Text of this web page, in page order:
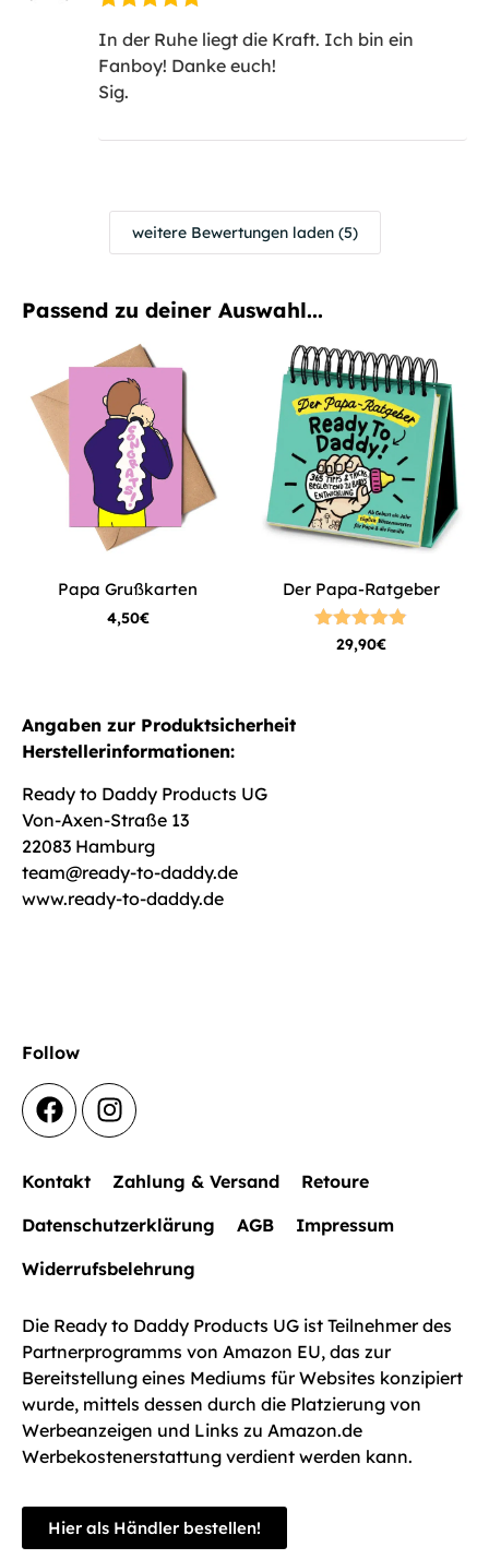
5von 5
In der Ruhe liegt die Kraft. Ich bin ein
Fanboy! Danke euch!
Sig.
weitere Bewertungen laden (5)
Passend zu deiner Auswahl...
Papa Grußkarten
4,50€
Der Papa-Ratgeber
Bewertet
29,90€
Angaben zur Produktsicherheit
Herstellerinformationen:
Ready to Daddy Products UG
Von-Axen-Straße 13
22083 Hamburg
team@ready-to-daddy.de
www.ready-to-daddy.de
Follow
Kontakt Zahlung & Versand
Retoure
Datenschutzerklärung
AGB
Impressum
Widerrufsbelehrung
Die Ready to Daddy Products UG ist Teilnehmer des
Partnerprogramms von Amazon EU, das zur
Bereitstellung eines Mediums für Websites konzipiert
wurde, mittels dessen durch die Platzierung von
Werbeanzeigen und Links zu Amazon.de
Werbekostenerstattung verdient werden kann.
Hier als Händler bestellen!